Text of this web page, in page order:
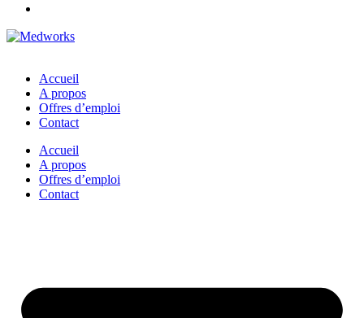
Accueil
A propos
Offres d’emploi
Contact
Accueil
A propos
Offres d’emploi
Contact